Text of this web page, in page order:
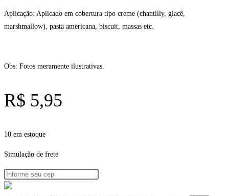
Aplicação: Aplicado em cobertura tipo creme (chantilly, glacê,
marshmallow), pasta americana, biscuit, massas etc.
Obs: Fotos meramente ilustrativas.
R$ 5,95
10 em estoque
Simulação de frete